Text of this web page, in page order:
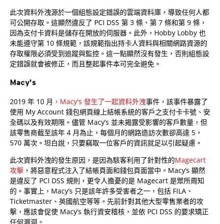
此次資料外洩源於一個組態設定錯誤的雲端資料庫，導致任何人都
可公開存取。這顯然違反了 PCI DSS 第 3 條、第 7 條和第 9 條，
因為支付卡資料是儲存在開放的伺服器。此外，Hobby Lobby 也
未能遵守第 10 條規範，該規範指出持卡人資料與相關網路資源的
存取權限必須受到追蹤與監控。這一點顯然沒有發生，否則組態設
定錯誤就會被修正，而且整起事件本可完全避免。
Macy's
2019 年 10 月 ，Macy's 發生了一起資料外洩事件，該事件暴露了
使用 My Account 錢包網頁線上結帳系統的客戶之支付卡卡號、安
全碼以及有效期限。儘管 Macy’s 並未揭露受影響的客戶數量，但
該零售商截至該年 4 月為止，每個月的網路造訪次數卻高達 5，
570 萬次。坦白說，只要竊取一位客戶的資訊就足以引起疑慮。
此次資料外洩的發生原因，是因為駭客利用了針對性的Magecart
攻擊 ，將惡意程式注入了結帳頁面和錢包頁面當中。Macy’s 顯然
是違反了 PCI DSS 規則，更令人擔憂的是 Magecart 是眾所周知
的。事實上，Macy’s 只是該年許多受害者之一，包括 FILA、
Ticketmaster、英國航空等等。先前針對其他大型零售業者的攻
擊，應該會促使 Macy’s 執行資安稽核，並依 PCI DSS 的要求矯正
任何漏洞。